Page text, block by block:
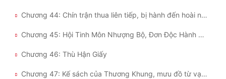
Chương 44: Chín trận thua liên tiếp, bị hành đến hoài nghi nhân sinh
Chương 45: Hội Tinh Môn Nhượng Bộ, Đơn Độc Hành Động
Chương 46: Thù Hận Giấy
Chương 47: Kế sách của Thương Khung, mưu đồ từ vạn dặm